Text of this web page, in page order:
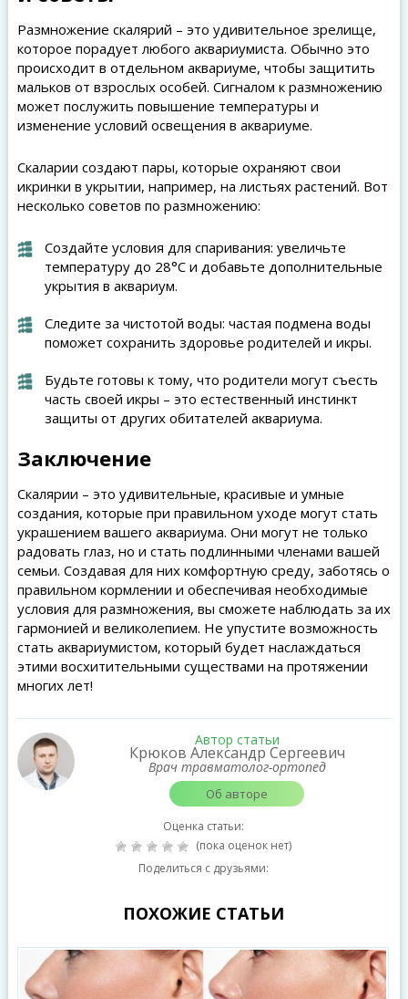
Размножение скалярий – это удивительное зрелище,
которое порадует любого аквариумиста. Обычно это
происходит в отдельном аквариуме, чтобы защитить
мальков от взрослых особей. Сигналом к размножению
может послужить повышение температуры и
изменение условий освещения в аквариуме.
Скаларии создают пары, которые охраняют свои
икринки в укрытии, например, на листьях растений. Вот
несколько советов по размножению:
Создайте условия для спаривания: увеличьте
температуру до 28°C и добавьте дополнительные
укрытия в аквариум.
Следите за чистотой воды: частая подмена воды
поможет сохранить здоровье родителей и икры.
Будьте готовы к тому, что родители могут съесть
часть своей икры – это естественный инстинкт
защиты от других обитателей аквариума.
Заключение
Скалярии – это удивительные, красивые и умные
создания, которые при правильном уходе могут стать
украшением вашего аквариума. Они могут не только
радовать глаз, но и стать подлинными членами вашей
семьи. Создавая для них комфортную среду, заботясь о
правильном кормлении и обеспечивая необходимые
условия для размножения, вы сможете наблюдать за их
гармонией и великолепием. Не упустите возможность
стать аквариумистом, который будет наслаждаться
этими восхитительными существами на протяжении
многих лет!
Автор статьи
Крюков Александр Сергеевич
Врач травматолог-ортопед
Об авторе
Оценка статьи:
(пока оценок нет)
Поделиться с друзьями:
ПОХОЖИЕ СТАТЬИ